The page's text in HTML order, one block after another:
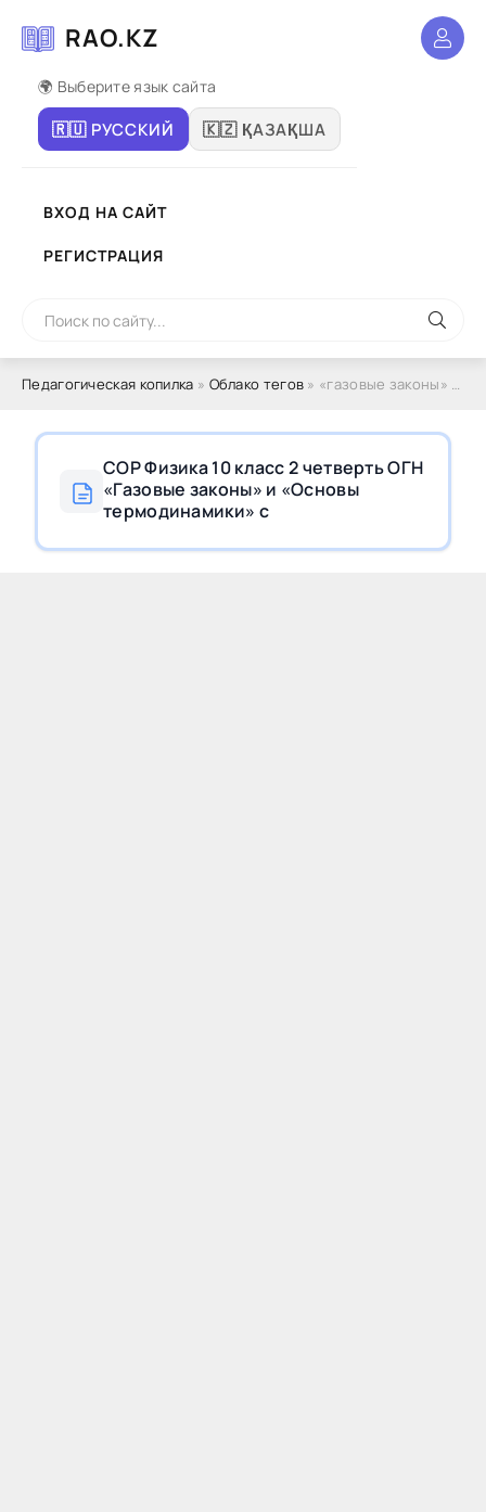
RAO.KZ
🌍 Выберите язык сайта
🇷🇺 РУССКИЙ 🇰🇿 ҚАЗАҚША
ВХОД НА САЙТ
РЕГИСТРАЦИЯ
Педагогическая копилка » Облако тегов » «газовые законы» и «основы термодинамики»
СОР Физика 10 класс 2 четверть ОГН
«Газовые законы» и «Основы
термодинамики» с